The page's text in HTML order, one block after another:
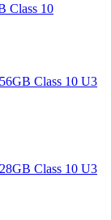
Class 10
Class 10 U3
Class 10 U3